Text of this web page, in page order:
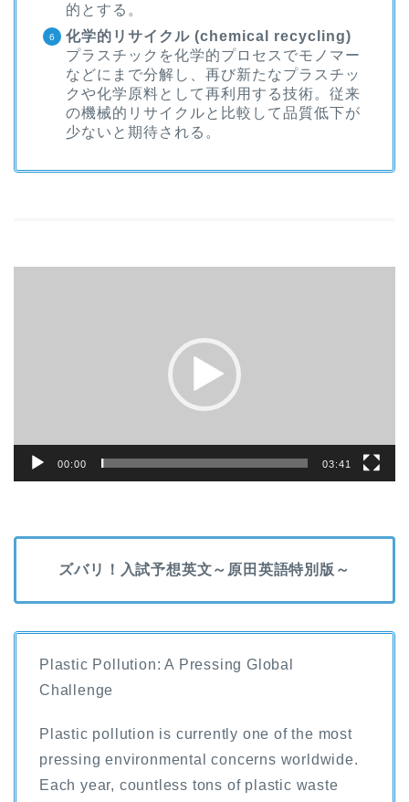
的とする。
化学的リサイクル (chemical recycling)
プラスチックを化学的プロセスでモノマー
などにまで分解し、再び新たなプラスチッ
クや化学原料として再利用する技術。従来
の機械的リサイクルと比較して品質低下が
少ないと期待される。
00:00 03:41
ズバリ！入試予想英文～原田英語特別版～
Plastic Pollution: A Pressing Global
Challenge
Plastic pollution is currently one of the most
pressing environmental concerns worldwide.
Each year, countless tons of plastic waste